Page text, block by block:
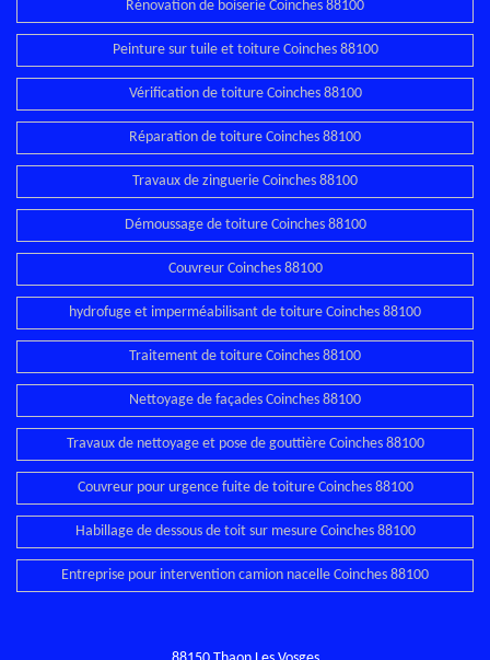
Rénovation de boiserie Coinches 88100
Peinture sur tuile et toiture Coinches 88100
Vérification de toiture Coinches 88100
Réparation de toiture Coinches 88100
Travaux de zinguerie Coinches 88100
Démoussage de toiture Coinches 88100
Couvreur Coinches 88100
hydrofuge et imperméabilisant de toiture Coinches 88100
Traitement de toiture Coinches 88100
Nettoyage de façades Coinches 88100
Travaux de nettoyage et pose de gouttière Coinches 88100
Couvreur pour urgence fuite de toiture Coinches 88100
Habillage de dessous de toit sur mesure Coinches 88100
Entreprise pour intervention camion nacelle Coinches 88100